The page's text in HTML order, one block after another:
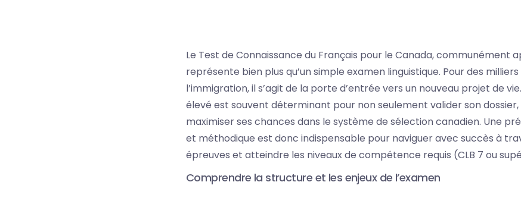
Le Test de Connaissance du Français pour le Canada, communément
représente bien plus qu’un simple examen linguistique. Pour des
l’immigration, il s’agit de la porte d’entrée vers un nouveau projet de
élevé est souvent déterminant pour non seulement valider son dossier,
maximiser ses chances dans le système de sélection canadien. Une
et méthodique est donc indispensable pour naviguer avec succès à
épreuves et atteindre les niveaux de compétence requis (CLB 7 ou
Comprendre la structure et les enjeux de l’examen